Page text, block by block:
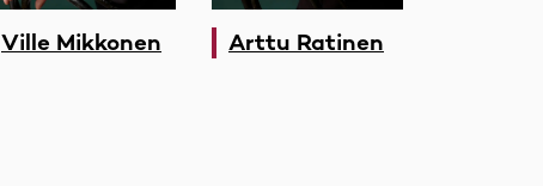
Ville Mikkonen Arttu Ratinen